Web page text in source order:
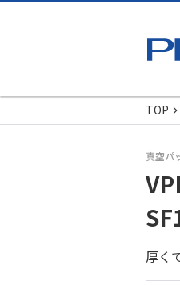
TOP
真空パ
厚く